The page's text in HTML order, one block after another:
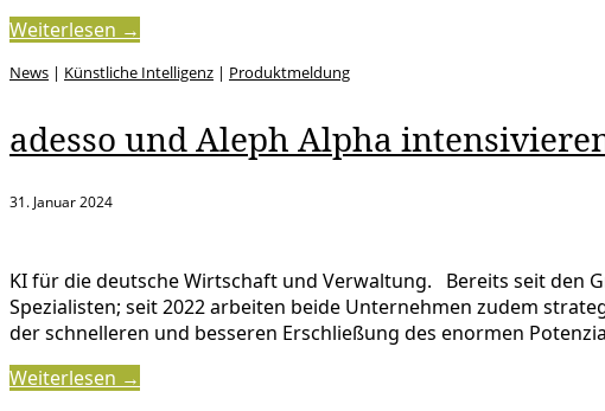
Weiterlesen →
News | Künstliche Intelligenz | Produktmeldung
adesso und Aleph Alpha
31. Januar 2024
KI für die deutsche Wirtschaft und Verwaltung. Bereits seit den
Spezialisten; seit 2022 arbeiten beide Unternehmen zudem
der schnelleren und besseren Erschließung des enormen
Weiterlesen →